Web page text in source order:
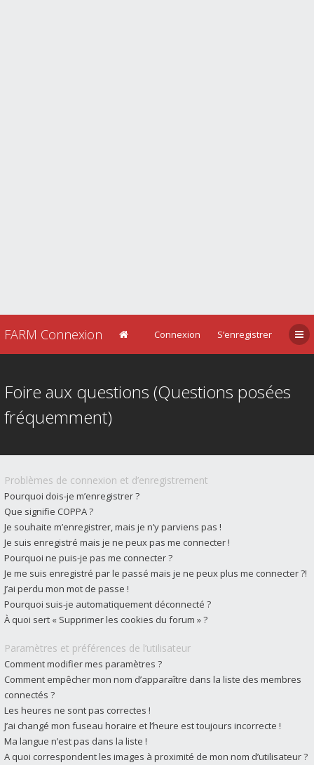
FARM Connexion Connexion S’enregistrer
Foire aux questions (Questions posées
fréquemment)
Problèmes de connexion et d’enregistrement
Pourquoi dois-je m’enregistrer ?
Que signifie COPPA ?
Je souhaite m’enregistrer, mais je n’y parviens pas !
Je suis enregistré mais je ne peux pas me connecter !
Pourquoi ne puis-je pas me connecter ?
Je me suis enregistré par le passé mais je ne peux plus me connecter ?!
J’ai perdu mon mot de passe !
Pourquoi suis-je automatiquement déconnecté ?
À quoi sert « Supprimer les cookies du forum » ?
Paramètres et préférences de l’utilisateur
Comment modifier mes paramètres ?
Comment empêcher mon nom d’apparaître dans la liste des membres
connectés ?
Les heures ne sont pas correctes !
J’ai changé mon fuseau horaire et l’heure est toujours incorrecte !
Ma langue n’est pas dans la liste !
A quoi correspondent les images à proximité de mon nom d’utilisateur ?